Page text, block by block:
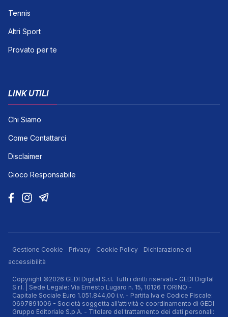
Tennis
Altri Sport
Provato per te
LINK UTILI
Chi Siamo
Come Contattarci
Disclaimer
Gioco Responsabile
Gestione Cookie Privacy Cookie Policy
Dichiarazione di
accessibilità
Copyright ©2026 GEDI Digital S.r.l. Tutti i diritti riservati - GEDI Digital
S.r.l. | Sede Legale: Via Ernesto Lugaro n. 15, 10126 TORINO -
Capitale Sociale Euro 1.051.844,00 i.v. - Partita Iva e Codice Fiscale:
0697891006 - Società soggetta all’attività e coordinamento di GEDI
Gruppo Editoriale S.p.A. - Titolare del trattamento dei dati personali: